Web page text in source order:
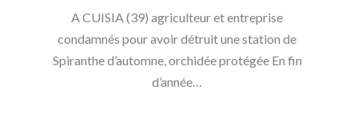
A CUISIA (39) agriculteur et entreprise
condamnés pour avoir détruit une station de
Spiranthe d’automne, orchidée protégée En fin
d’année…